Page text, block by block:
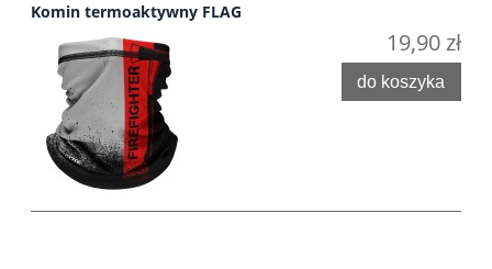
Komin termoaktywny FLAG
19,90 zł
do koszyka